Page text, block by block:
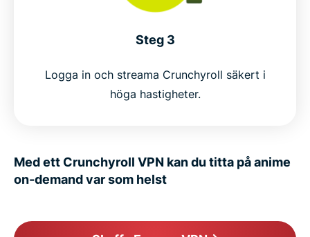
Get the best streaming experience for anime
Steg 3
Logga in och streama Crunchyroll säkert i
höga hastigheter.
Med ett Crunchyroll VPN kan du titta på anime
on-demand var som helst